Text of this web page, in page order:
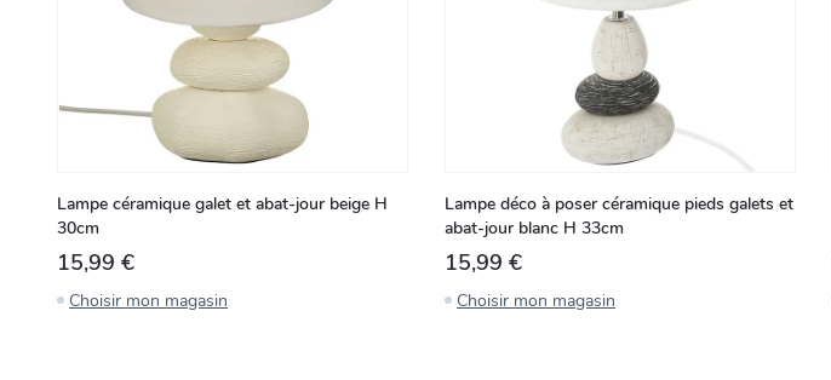
Lampe céramique galet et abat-jour beige H
30cm
15,99 €
Choisir mon magasin
Lampe déco à poser céramique pieds galets et
abat-jour blanc H 33cm
15,99 €
Choisir mon magasin